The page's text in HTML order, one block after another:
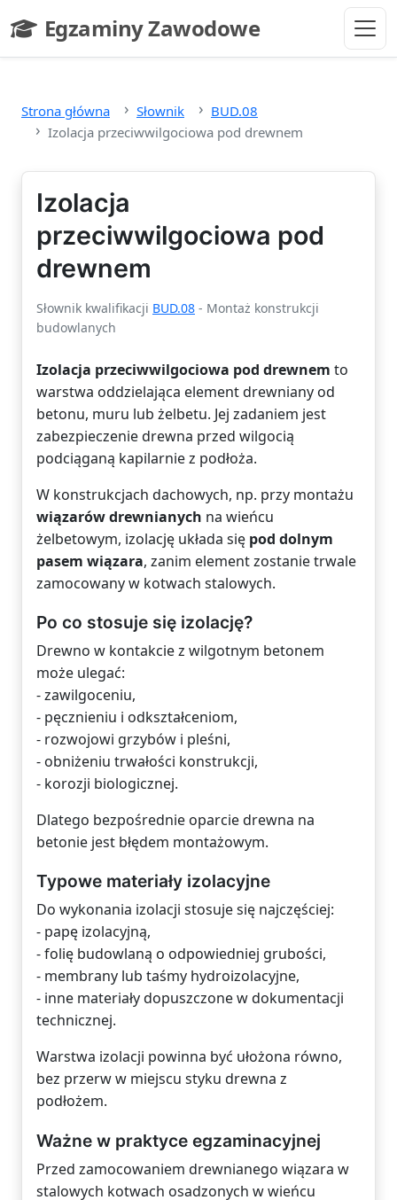
Egzaminy Zawodowe
- strona główna
Strona główna Słownik
BUD.08
Izolacja przeciwwilgociowa pod drewnem
Izolacja
przeciwwilgociowa pod
drewnem
Słownik kwalifikacji BUD.08 - Montaż konstrukcji
budowlanych
Izolacja przeciwwilgociowa pod drewnem to
warstwa oddzielająca element drewniany od
betonu, muru lub żelbetu. Jej zadaniem jest
zabezpieczenie drewna przed wilgocią
podciąganą kapilarnie z podłoża.
W konstrukcjach dachowych, np. przy montażu
wiązarów drewnianych na wieńcu
żelbetowym, izolację układa się pod dolnym
pasem wiązara, zanim element zostanie trwale
zamocowany w kotwach stalowych.
Po co stosuje się izolację?
Drewno w kontakcie z wilgotnym betonem
może ulegać:
- zawilgoceniu,
- pęcznieniu i odkształceniom,
- rozwojowi grzybów i pleśni,
- obniżeniu trwałości konstrukcji,
- korozji biologicznej.
Dlatego bezpośrednie oparcie drewna na
betonie jest błędem montażowym.
Typowe materiały izolacyjne
Do wykonania izolacji stosuje się najczęściej:
- papę izolacyjną,
- folię budowlaną o odpowiedniej grubości,
- membrany lub taśmy hydroizolacyjne,
- inne materiały dopuszczone w dokumentacji
technicznej.
Warstwa izolacji powinna być ułożona równo,
bez przerw w miejscu styku drewna z
podłożem.
Ważne w praktyce egzaminacyjnej
Przed zamocowaniem drewnianego wiązara w
stalowych kotwach osadzonych w wieńcu